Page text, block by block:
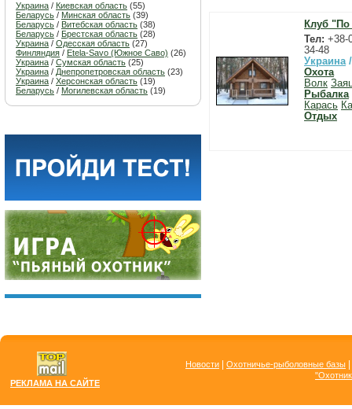
Украина / Киевская область (55)
Беларусь / Минская область (39)
Беларусь / Витебская область (38)
Беларусь / Брестская область (28)
Украина / Одесская область (27)
Финляндия / Etela-Savo (Южное Саво) (26)
Украина / Сумская область (25)
Украина / Днепропетровская область (23)
Украина / Херсонская область (19)
Беларусь / Могилевская область (19)
Клуб
Тел: +38-
34-48
Украина
Охота
Волк
Рыбалка
Карась
Отдых
РЕКЛАМА НА САЙТЕ
Новости Охотничье-рыболовные базы